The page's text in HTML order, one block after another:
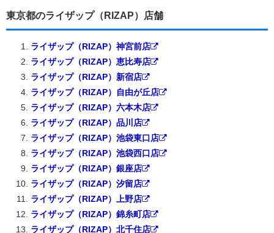
東京都のライザップ（RIZAP）店舗
ライザップ（RIZAP）神宮前店
ライザップ（RIZAP）恵比寿店
ライザップ（RIZAP）新宿店
ライザップ（RIZAP）自由が丘店
ライザップ（RIZAP）六本木店
ライザップ（RIZAP）品川店
ライザップ（RIZAP）池袋東口店
ライザップ（RIZAP）池袋西口店
ライザップ（RIZAP）銀座店
ライザップ（RIZAP）汐留店
ライザップ（RIZAP）上野店
ライザップ（RIZAP）錦糸町店
ライザップ（RIZAP）北千住店